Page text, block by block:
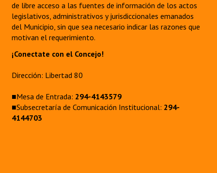
de libre acceso a las fuentes de información de los actos
legislativos, administrativos y jurisdiccionales emanados
del Municipio, sin que sea necesario indicar las razones que
motivan el requerimiento.
¡Conectate con el Concejo!
Dirección: Libertad 80
■Mesa de Entrada: 294-4143579
■Subsecretaría de Comunicación Institucional: 294-
4144703